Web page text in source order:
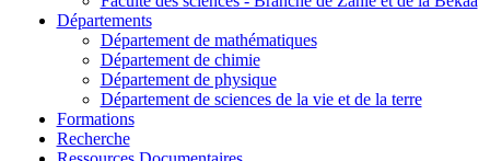
Départements
Département de mathématiques
Département de chimie
Département de physique
Département de sciences de la vie et de la terre
Formations
Recherche